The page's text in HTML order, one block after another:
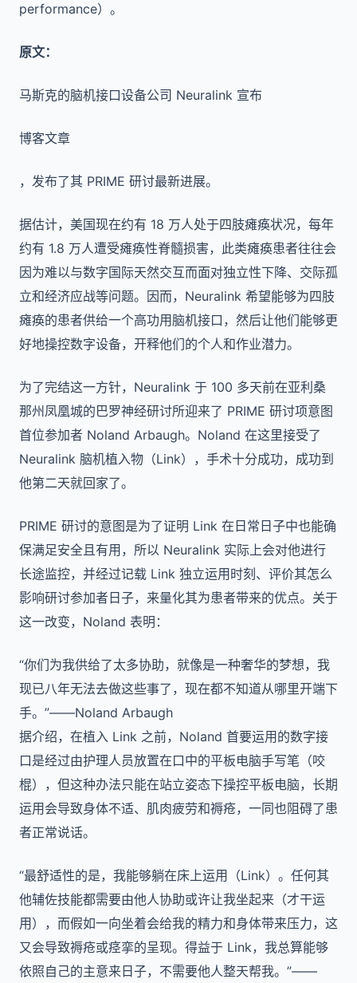
performance）。
原文：
马斯克的脑机接口设备公司 Neuralink 宣布
博客文章
，发布了其 PRIME 研讨最新进展。
据估计，美国现在约有 18 万人处于四肢瘫痪状况，每年
约有 1.8 万人遭受瘫痪性脊髓损害，此类瘫痪患者往往会
因为难以与数字国际天然交互而面对独立性下降、交际孤
立和经济应战等问题。因而，Neuralink 希望能够为四肢
瘫痪的患者供给一个高功用脑机接口，然后让他们能够更
好地操控数字设备，开释他们的个人和作业潜力。
为了完结这一方针，Neuralink 于 100 多天前在亚利桑
那州凤凰城的巴罗神经研讨所迎来了 PRIME 研讨项意图
首位参加者 Noland Arbaugh。Noland 在这里接受了
Neuralink 脑机植入物（Link），手术十分成功，成功到
他第二天就回家了。
PRIME 研讨的意图是为了证明 Link 在日常日子中也能确
保满足安全且有用，所以 Neuralink 实际上会对他进行
长途监控，并经过记载 Link 独立运用时刻、评价其怎么
影响研讨参加者日子，来量化其为患者带来的优点。关于
这一改变，Noland 表明：
“你们为我供给了太多协助，就像是一种奢华的梦想，我
现已八年无法去做这些事了，现在都不知道从哪里开端下
手。”——Noland Arbaugh
据介绍，在植入 Link 之前，Noland 首要运用的数字接
口是经过由护理人员放置在口中的平板电脑手写笔（咬
棍），但这种办法只能在站立姿态下操控平板电脑，长期
运用会导致身体不适、肌肉疲劳和褥疮，一同也阻碍了患
者正常说话。
“最舒适性的是，我能够躺在床上运用（Link）。任何其
他辅佐技能都需要由他人协助或许让我坐起来（才干运
用），而假如一向坐着会给我的精力和身体带来压力，这
又会导致褥疮或痉挛的呈现。得益于 Link，我总算能够
依照自己的主意来日子，不需要他人整天帮我。”——